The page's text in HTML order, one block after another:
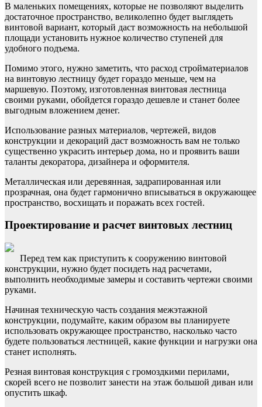
В маленьких помещениях, которые не позволяют выделить
достаточное пространство, великолепно будет выглядеть
винтовой вариант, который даст возможность на небольшой
площади установить нужное количество ступеней для
удобного подъема.
Помимо этого, нужно заметить, что расход стройматериалов
на винтовую лестницу будет гораздо меньше, чем на
маршевую. Поэтому, изготовленная винтовая лестница
своими руками, обойдется гораздо дешевле и станет более
выгодным вложением денег.
Использование разных материалов, чертежей, видов
конструкции и декораций даст возможность вам не только
существенно украсить интерьер дома, но и проявить ваши
таланты декоратора, дизайнера и оформителя.
Металлическая или деревянная, задрапированная или
прозрачная, она будет гармонично вписываться в окружающее
пространство, восхищать и поражать всех гостей.
Проектирование и расчет винтовых лестниц
Перед тем как приступить к сооружению винтовой
конструкции, нужно будет посидеть над расчетами,
выполнить необходимые замеры и составить чертежи своими
руками.
Начиная техническую часть создания межэтажной
конструкции, подумайте, каким образом вы планируете
использовать окружающее пространство, насколько часто
будете пользоваться лестницей, какие функции и нагрузки она
станет исполнять.
Резная винтовая конструкция с громоздкими перилами,
скорей всего не позволит занести на этаж большой диван или
опустить шкаф.